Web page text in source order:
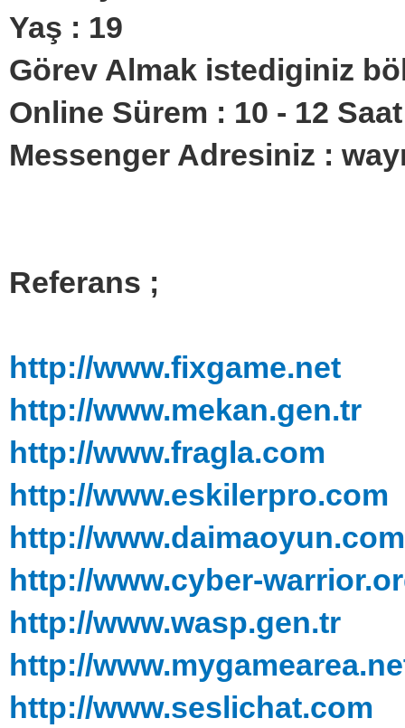
Yaş : 19
Görev Almak istediginiz
Online Sürem : 10 - 12
Messenger Adresiniz :
Referans ;
http://www.fixgame.net
http://www.mekan.gen.tr
http://www.fragla.com
http://www.eskilerpro.com
http://www.daimaoyun.com
http://www.cyber-
http://www.wasp.gen.tr
http://
http://www.seslichat.com